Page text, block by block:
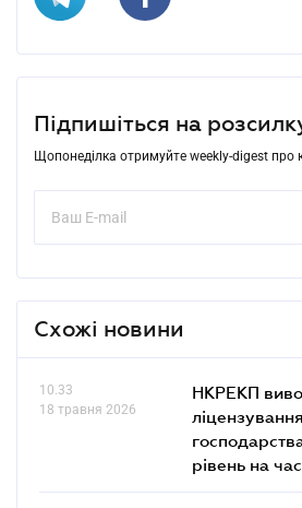
Підпишіться на
Щопонеділка отримуйте weekly-digest про
Схожі новини
10.33
18 травня 2026
НКРЕКП
рівень на